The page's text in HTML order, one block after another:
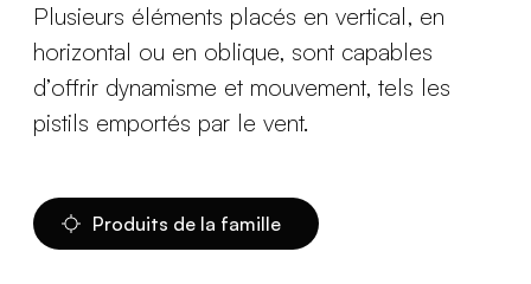
Plusieurs éléments placés en vertical, en
horizontal ou en oblique, sont capables
d’offrir dynamisme et mouvement, tels les
pistils emportés par le vent.
Produits de la famille